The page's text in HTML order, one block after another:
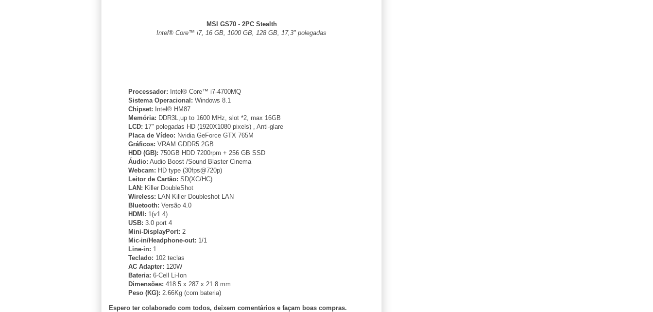
MSI GS70 - 2PC Stealth
Intel® Core™ i7, 16 GB, 1000 GB, 128 GB, 17,3" polegadas
Processador: Intel® Core™ i7-4700MQ
Sistema Operacional: Windows 8.1
Chipset: Intel® HM87
Memória: DDR3L,up to 1600 MHz, slot *2, max 16GB
LCD: 17" polegadas HD (1920X1080 pixels) , Anti-glare
Placa de Vídeo: Nvidia GeForce GTX 765M
Gráficos: VRAM GDDR5 2GB
HDD (GB): 750GB HDD 7200rpm + 256 GB SSD
Áudio: Audio Boost /Sound Blaster Cinema
Webcam: HD type (30fps@720p)
Leitor de Cartão: SD(XC/HC)
LAN: Killer DoubleShot
Wireless: LAN Killer Doubleshot LAN
Bluetooth: Versão 4.0
HDMI: 1(v1.4)
USB: 3.0 port 4
Mini-DisplayPort: 2
Mic-in/Headphone-out: 1/1
Line-in: 1
Teclado: 102 teclas
AC Adapter: 120W
Bateria: 6-Cell Li-Ion
Dimensões: 418.5 x 287 x 21.8 mm
Peso (KG): 2.66Kg (com bateria)
Espero ter colaborado com todos, deixem comentários e façam boas compras.